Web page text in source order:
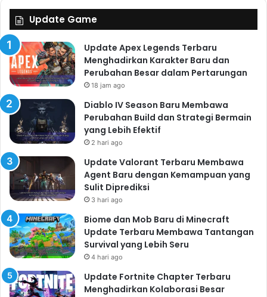
Update Game
Update Apex Legends Terbaru
Menghadirkan Karakter Baru dan
Perubahan Besar dalam Pertarungan
18 jam ago
Diablo IV Season Baru Membawa
Perubahan Build dan Strategi Bermain
yang Lebih Efektif
2 hari ago
Update Valorant Terbaru Membawa
Agent Baru dengan Kemampuan yang
Sulit Diprediksi
3 hari ago
Biome dan Mob Baru di Minecraft
Update Terbaru Membawa Tantangan
Survival yang Lebih Seru
4 hari ago
Update Fortnite Chapter Terbaru
Menghadirkan Kolaborasi Besar